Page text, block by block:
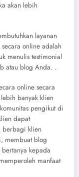
akan lebih
layanan
online adalah
menulis testimonial
atau blog Anda. .
online secara
banyak klien
pengikut di
dapat
berbagi klien
membuat blog
kepada
manfaat